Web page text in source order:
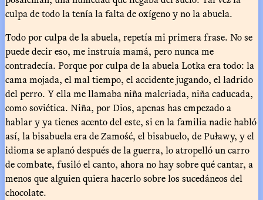
culpa de todo la tenía la falta de oxígeno y no la abuela.
Todo por culpa de la abuela, repetía mi primera frase. No se
puede decir eso, me instruía mamá, pero nunca me
contradecía. Porque por culpa de la abuela Lotka era todo: la
cama mojada, el mal tiempo, el accidente jugando, el ladrido
del perro. Y ella me llamaba niña malcriada, niña caducada,
como soviética. Niña, por Dios, apenas has empezado a
hablar y ya tienes acento del este, si en la familia nadie habló
así, la bisabuela era de Zamość, el bisabuelo, de Puławy, y el
idioma se aplanó después de la guerra, lo atropelló un carro
de combate, fusiló el canto, ahora no hay sobre qué cantar, a
menos que alguien quiera hacerlo sobre los sucedáneos del
chocolate.